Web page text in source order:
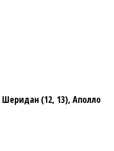
(12, 13), Аполло